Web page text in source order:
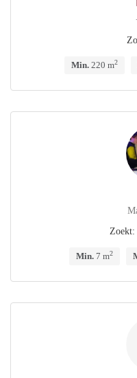
Min. 220 m2
Zoekt:
Min. 7 m2